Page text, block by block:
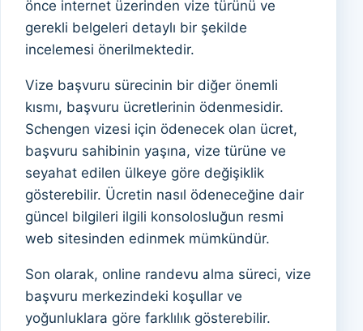
önce internet üzerinden vize türünü ve
gerekli belgeleri detaylı bir şekilde
incelemesi önerilmektedir.
Vize başvuru sürecinin bir diğer önemli
kısmı, başvuru ücretlerinin ödenmesidir.
Schengen vizesi için ödenecek olan ücret,
başvuru sahibinin yaşına, vize türüne ve
seyahat edilen ülkeye göre değişiklik
gösterebilir. Ücretin nasıl ödeneceğine dair
güncel bilgileri ilgili konsolosluğun resmi
web sitesinden edinmek mümkündür.
Son olarak, online randevu alma süreci, vize
başvuru merkezindeki koşullar ve
yoğunluklara göre farklılık gösterebilir.